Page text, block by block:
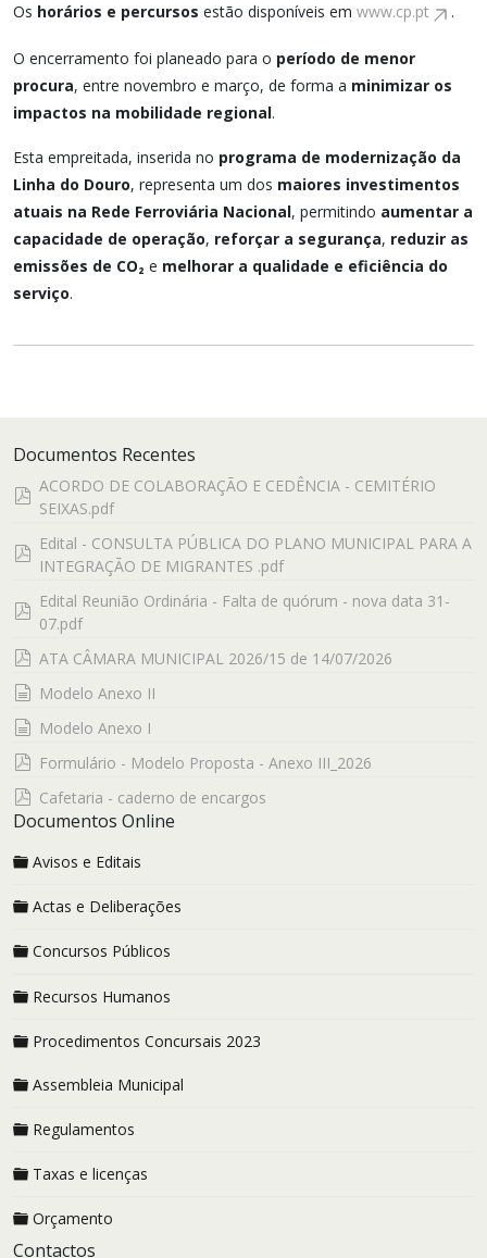
Os horários e percursos estão disponíveis em www.cp.pt .
O encerramento foi planeado para o período de menor
procura, entre novembro e março, de forma a minimizar os
impactos na mobilidade regional.
Esta empreitada, inserida no programa de modernização da
Linha do Douro, representa um dos maiores investimentos
atuais na Rede Ferroviária Nacional, permitindo aumentar a
capacidade de operação, reforçar a segurança, reduzir as
emissões de CO₂ e melhorar a qualidade e eficiência do
serviço.
Documentos Recentes
pdf
ACORDO DE COLABORAÇÃO E CEDÊNCIA - CEMITÉRIO
SEIXAS.pdf
pdf
Edital - CONSULTA PÚBLICA DO PLANO MUNICIPAL PARA A
INTEGRAÇÃO DE MIGRANTES .pdf
pdf
Edital Reunião Ordinária - Falta de quórum - nova data 31-
07.pdf
pdf
ATA CÂMARA MUNICIPAL 2026/15 de 14/07/2026
documento
Modelo Anexo II
documento
Modelo Anexo I
pdf
Formulário - Modelo Proposta - Anexo III_2026
pdf
Cafetaria - caderno de encargos
Documentos Online
Avisos e Editais
Actas e Deliberações
Concursos Públicos
Recursos Humanos
Procedimentos Concursais 2023
Assembleia Municipal
Regulamentos
Taxas e licenças
Orçamento
Contactos